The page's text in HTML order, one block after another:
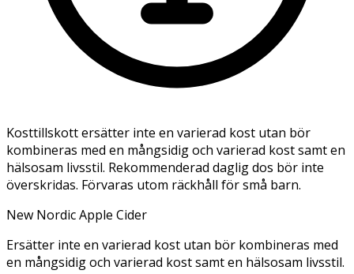
Kosttillskott ersätter inte en varierad kost utan bör
kombineras med en mångsidig och varierad kost samt en
hälsosam livsstil. Rekommenderad daglig dos bör inte
överskridas. Förvaras utom räckhåll för små barn.
New Nordic Apple Cider
Ersätter inte en varierad kost utan bör kombineras med
en mångsidig och varierad kost samt en hälsosam livsstil.